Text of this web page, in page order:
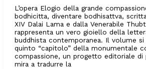
L’opera Elogio della grande
bodhicitta, diventare bodhisattva,
XIV Dalai Lama e dalla Venerabile
rappresenta un vero gioiello della
buddhista contemporanea. Il volume
quinto “capitolo” della monumentale
compassione, un progetto editoriale
mira a tradurre la